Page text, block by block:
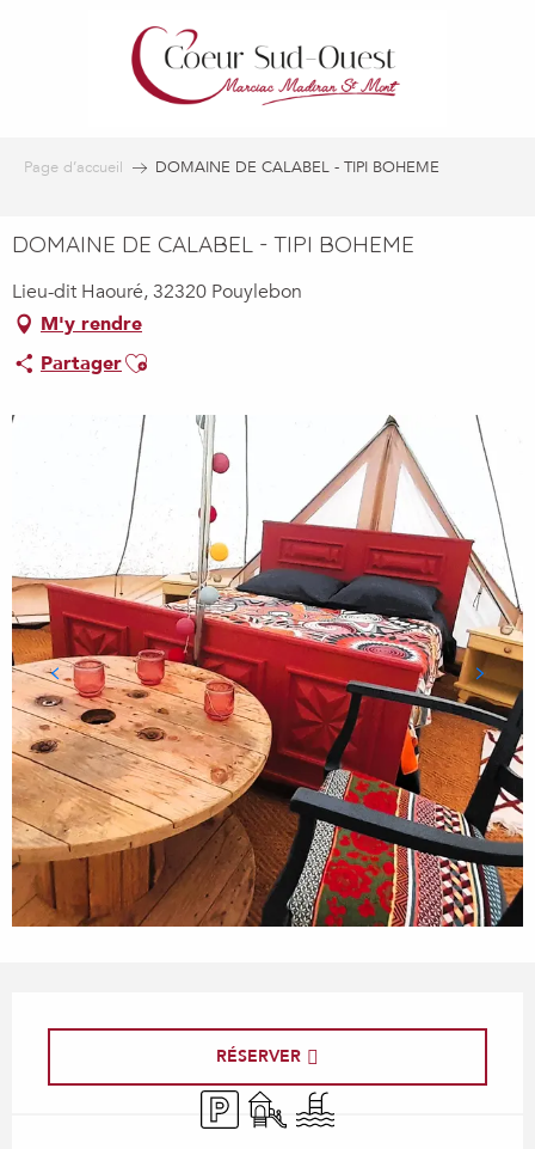
Page d’accueil DOMAINE DE CALABEL - TIPI BOHEME
DOMAINE DE CALABEL - TIPI BOHEME
Lieu-dit Haouré, 32320 Pouylebon
M'y rendre
PartagerAjouter aux favoris
RÉSERVER
ParkingJeux pour enfants / Espace jeux
Piscine